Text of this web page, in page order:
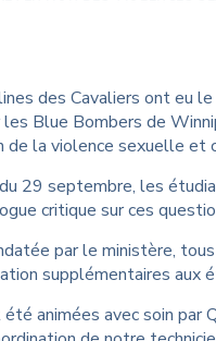
des Cavaliers ont eu
Blue Bombers de
la violence sexuelle et
29 septembre, les
critique sur ces
par le ministère,
supplémentaires
animées avec soin par